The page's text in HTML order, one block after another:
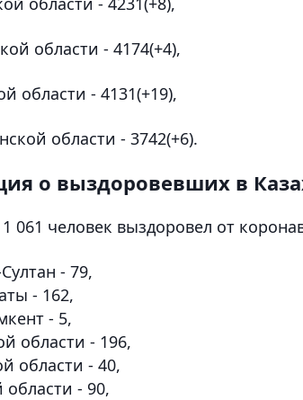
области - 4174(+4),
области - 4131(+19),
области - 3742(+6).
о выздоровевших в
1 061 человек выздоровел от
- 79,
- 162,
- 5,
области - 196,
области - 40,
- 90,